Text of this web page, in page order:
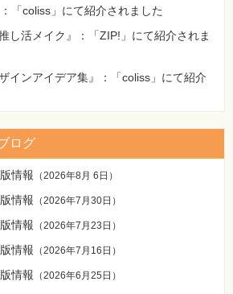
「coliss」にて紹介されました
し活メイク』：「ZIP!」にて紹介されま
インアイデア集』：「coliss」にて紹介
ログ
情報 （2026年8月 6日 ）
情報 （2026年7月30日 ）
情報 （2026年7月23日 ）
情報 （2026年7月16日 ）
情報 （2026年6月25日 ）